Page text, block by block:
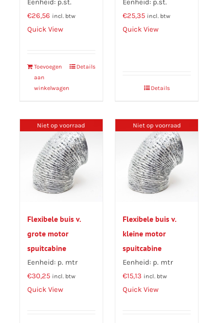
Eenheid: p.st.
€26,56 incl. btw
Quick View
Toevoegen
aan
winkelwagen
Details
Eenheid: p.st.
€25,35 incl. btw
Quick View
Details
Niet op voorraad
Flexibele buis v.
grote motor
spuitcabine
Eenheid: p. mtr
€30,25 incl. btw
Quick View
Niet op voorraad
Flexibele buis v.
kleine motor
spuitcabine
Eenheid: p. mtr
€15,13 incl. btw
Quick View